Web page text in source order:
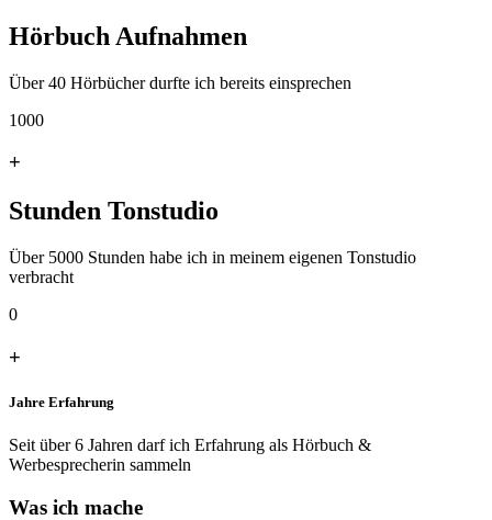
Hörbuch Aufnahmen
Über 40 Hörbücher durfte ich bereits einsprechen
1000
+
Stunden Tonstudio
Über 5000 Stunden habe ich in meinem eigenen Tonstudio
verbracht
0
+
Jahre Erfahrung
Seit über 6 Jahren darf ich Erfahrung als Hörbuch &
Werbesprecherin sammeln
Was ich mache